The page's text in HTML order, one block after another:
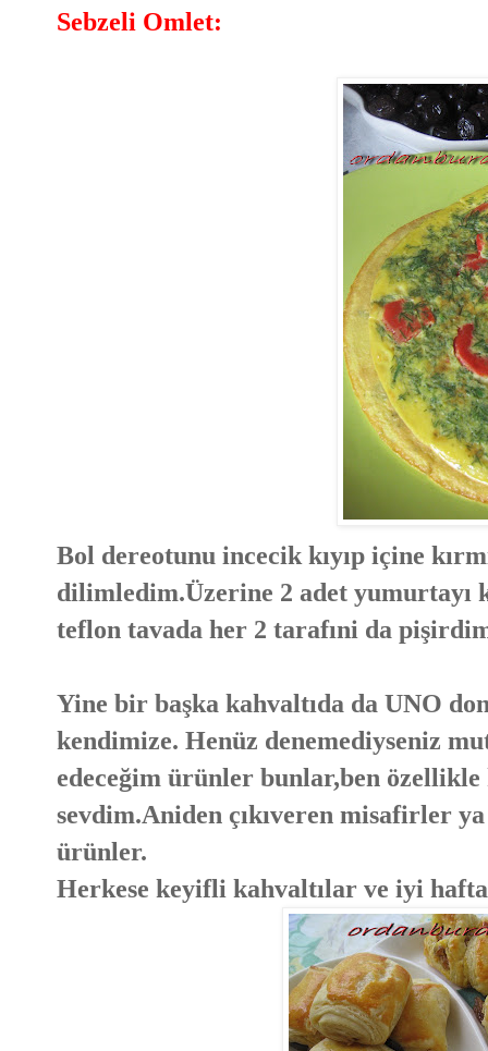
Sebzeli Omlet:
Bol dereotunu incecik kıyıp içine
dilimledim.Üzerine 2 adet yumurtayı
teflon tavada her 2 tarafıni da
Yine bir başka kahvaltıda da UNO
kendimize. Henüz denemediyseniz
edeceğim ürünler bunlar,ben özellikle
sevdim.Aniden çıkıveren misafirler
ürünler.
Herkese keyifli kahvaltılar ve iyi